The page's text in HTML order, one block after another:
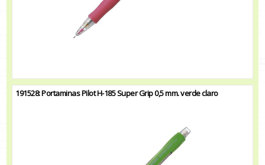
191528: Portaminas Pilot H-185 Super Grip 0,5 mm. verde claro